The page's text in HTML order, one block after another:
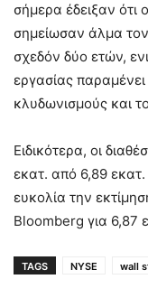
σήμερα έδειξαν ότι
σημείωσαν άλμα
σχεδόν δύο ετών,
εργασίας
κλυδωνισμούς και
Ειδικότερα, οι
εκατ. από 6,89
ευκολία την
Bloomberg για 6,87
TAGS NYSE wall